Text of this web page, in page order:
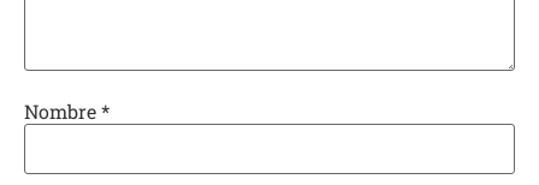
Nombre*